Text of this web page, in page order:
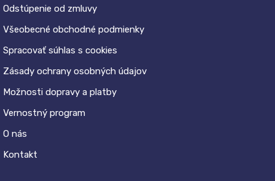
Odstúpenie od zmluvy
Všeobecné obchodné podmienky
Spracovať súhlas s cookies
Zásady ochrany osobných údajov
Možnosti dopravy a platby
Vernostný program
O nás
Kontakt